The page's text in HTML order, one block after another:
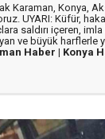
Karaman, Konya,
UYARI: Küfür,
saldırı içeren, imla
ve büyük harflerle
Haber | Konya